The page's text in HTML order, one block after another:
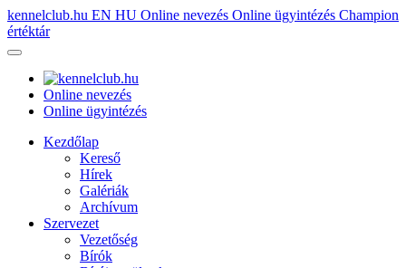
kennelclub.hu EN HU Online nevezés Online ügyintézés Champion
értéktár
Online nevezés
Online ügyintézés
Kezdőlap
Kereső
Hírek
Galériák
Archívum
Szervezet
Vezetőség
Bírók